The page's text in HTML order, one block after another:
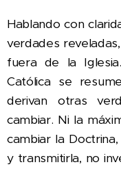
Hablando con
verdades
fuera de la
Católica se
derivan otras
cambiar. Ni la
cambiar la
y transmitirla, no